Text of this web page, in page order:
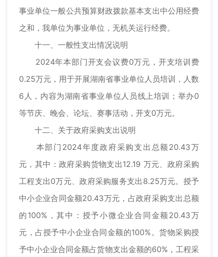
事业单位一般公共预算财政拨款基本支出中公用经费
之和，我单位为事业单位，无机关运行经费。
十一、一般性支出情况说明
2024年本部门开支会议费0万元，开支培训费
0.25万元，用于开展湖南省事业单位人员培训，人数
6人，内容为湖南省事业单位人员线上培训；举办0
等节庆、晚会、论坛、赛事活动，开支0万元。
十二、关于政府采购支出说明
本部门2024年度政府采购支出总额20.43万
元，其中：政府采购货物支出12.19 万元、政府采购
工程支出0万元、政府采购服务支出8.25万元。授予
中小企业合同金额20.43万元，占政府采购支出总额
的100%，其中：授予小微企业合同金额20.43万
元，占授予中小企业合同金额的100%。货物采购授
予中小企业合同金额占货物支出金额的60%，工程采